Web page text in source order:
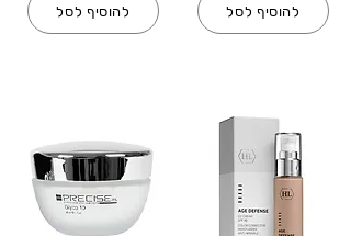
להוסיף לסל להוסיף לסל